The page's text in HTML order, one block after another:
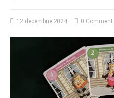
12 decembrie 2024 0 Comment